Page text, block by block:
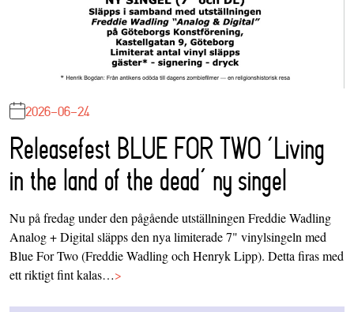
2026-06-24
Releasefest BLUE FOR TWO ‘Living
in the land of the dead’ ny singel
Nu på fredag under den pågående utställningen Freddie Wadling
Analog + Digital släpps den nya limiterade 7" vinylsingeln med
Blue For Two (Freddie Wadling och Henryk Lipp). Detta firas med
ett riktigt fint kalas…>